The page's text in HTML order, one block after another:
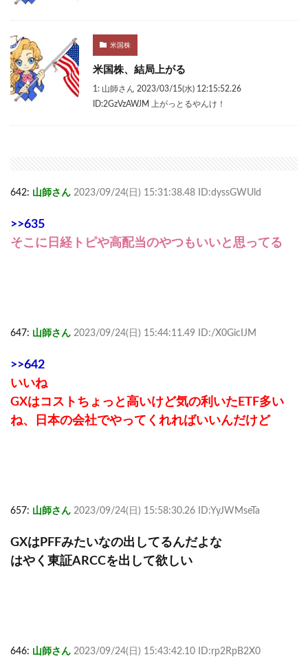
米国株
米国株、結局上がる
1: 山師さん 2023/03/15(水) 12:15:52.26
ID:2GzVzAWJM 上がっとるやんけ！
642: 山師さん 2023/09/24(日) 15:31:38.48 ID:dyssGWUld
>>635
そこに日経トピや高配当のやつもいいと思ってる
647: 山師さん 2023/09/24(日) 15:44:11.49 ID:/X0GicIJM
>>642
いいね
GXはコストちょっと高いけど気の利いたETF多い
ね、日本の会社でやってくれればいいんだけど
657: 山師さん 2023/09/24(日) 15:58:30.26 ID:YyJWMseTa
GXはPFFみたいなの出してるんだよな
はやく東証ARCCを出して欲しい
646: 山師さん 2023/09/24(日) 15:43:42.10 ID:rp2RpB2X0